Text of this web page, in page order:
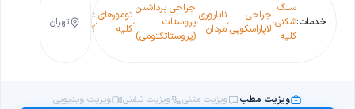
خدمات:
سنگ
شکنی
کلیه
،جراحی
لاپاراسکوپی،ناباروری
مردان ،
جراحی برداشتن
پروستات
(پروستاتکتومی)
،تومورهای
کلیه
،عفونت
کلیه(پیلونفریت)
تهران
ویزیت مطب ویزیت متنی ویزیت تلفنی ویزیت ویدیویی